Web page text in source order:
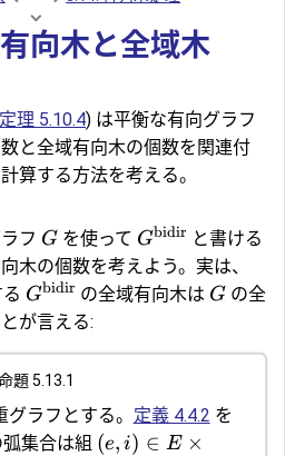
向木と全域木
定理 5.10.4) は平衡な有向グラフ
と全域有向木の個数を関連付
算する方法を考える。
フ G を使って Gbidir と書ける
木の個数を考えよう。実は、
Gbidir の全域有向木は Gの全
が言える:
題 5.13.1
グラフとする。 定義 4.4.2 を
弧集合は組 (e, i) ∈ E ×